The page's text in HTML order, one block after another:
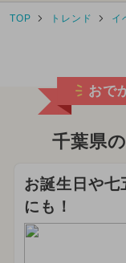
2026年3月の
2026年5月
2024年4月
2024年9月の
2024年12月
2024年3月
TOP トレンド イ
おで
千葉県
お誕生日や七
にも！